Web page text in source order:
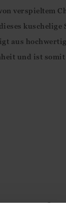
verspieltem
kuschelige
aus
und ist
auch